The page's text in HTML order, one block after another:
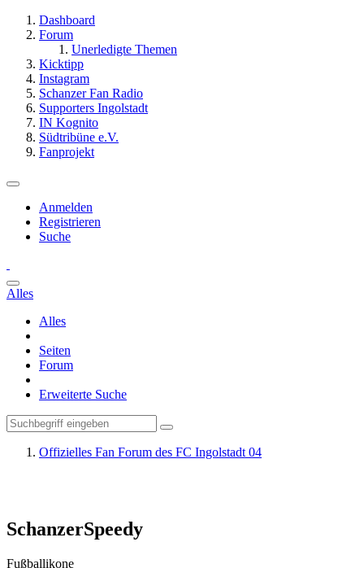
Dashboard
Forum
Unerledigte Themen
Kicktipp
Instagram
Schanzer Fan Radio
Supporters Ingolstadt
IN Kognito
Südtribüne e.V.
Fanprojekt
Anmelden
Registrieren
Suche
Alles
Alles
Seiten
Forum
Erweiterte Suche
Offizielles Fan Forum des FC Ingolstadt 04
SchanzerSpeedy
Fußballikone